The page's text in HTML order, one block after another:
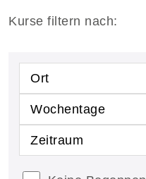
Kurse filtern nach:
Ort
Wochentage
Zeitraum